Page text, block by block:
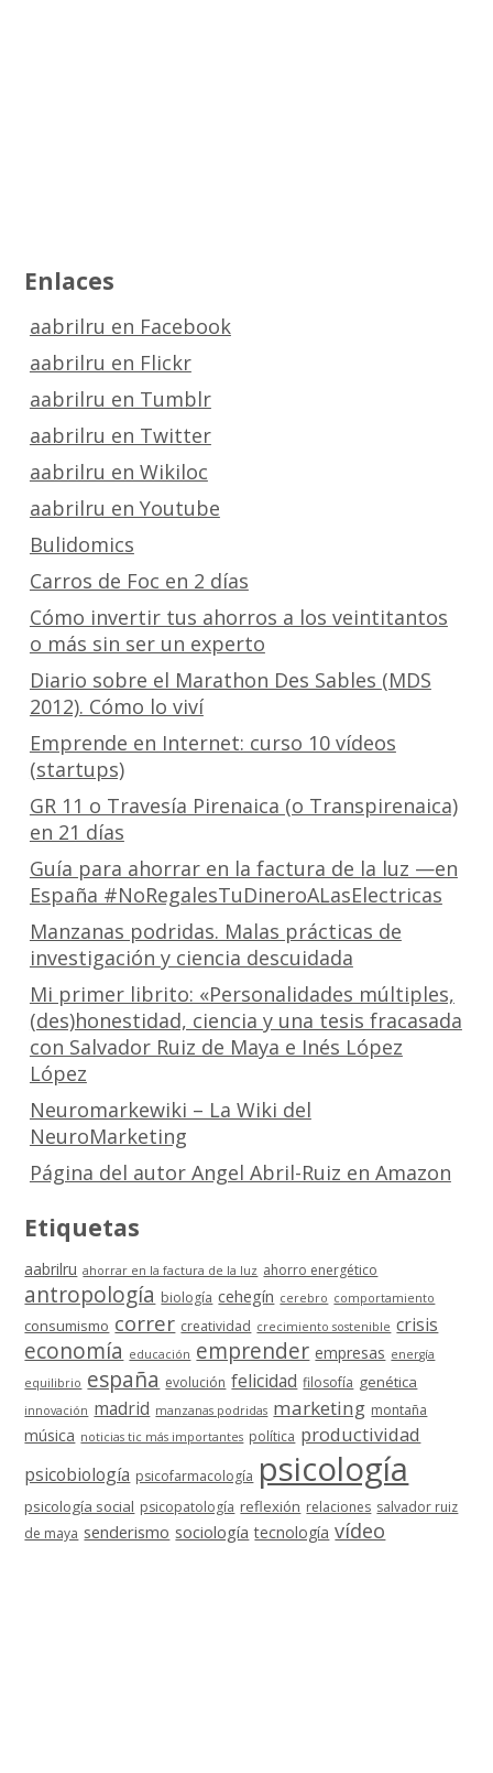
Enlaces
aabrilru en Facebook
aabrilru en Flickr
aabrilru en Tumblr
aabrilru en Twitter
aabrilru en Wikiloc
aabrilru en Youtube
Bulidomics
Carros de Foc en 2 días
Cómo invertir tus ahorros a los veintitantos
o más sin ser un experto
Diario sobre el Marathon Des Sables (MDS
2012). Cómo lo viví
Emprende en Internet: curso 10 vídeos
(startups)
GR 11 o Travesía Pirenaica (o Transpirenaica)
en 21 días
Guía para ahorrar en la factura de la luz —en
España #NoRegalesTuDineroALasElectricas
Manzanas podridas. Malas prácticas de
investigación y ciencia descuidada
Mi primer librito: «Personalidades múltiples,
(des)honestidad, ciencia y una tesis fracasada
con Salvador Ruiz de Maya e Inés López
López
Neuromarkewiki – La Wiki del
NeuroMarketing
Página del autor Angel Abril-Ruiz en Amazon
Etiquetas
aabrilru ahorrar en la factura de la luz ahorro energético
antropología biología cehegín cerebro comportamiento
consumismo correr creatividad crecimiento sostenible crisis
economía educación emprender empresas energía
equilibrio españa evolución felicidad filosofía genética
innovación madrid manzanas podridas marketing montaña
música noticias tic más importantes política productividad
psicobiología psicofarmacología psicología
psicología social psicopatología reflexión relaciones salvador ruiz
de maya senderismo sociología tecnología vídeo